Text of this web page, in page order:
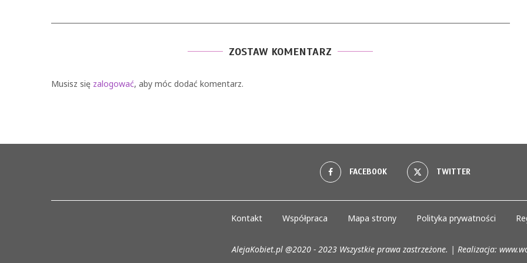
ZOSTAW KOMENTARZ
Musisz się zalogować, aby móc dodać komentarz.
FACEBOOK TWITTER
Kontakt Współpraca Mapa strony Polityka prywatności
AlejaKobiet.pl @2020 - 2023 Wszystkie prawa zastrzeżone. | Realizacja: